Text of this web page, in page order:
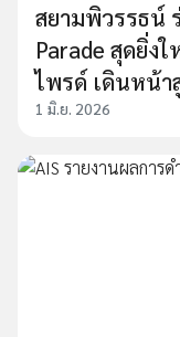
สยามพิวรรธน์
Parade สุดยิ่
ไพรด์ เดินหน้า
1 มิ.ย. 2026